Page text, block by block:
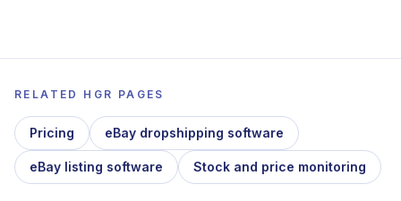
RELATED HGR PAGES
Pricing eBay dropshipping software
eBay listing software Stock and price monitoring